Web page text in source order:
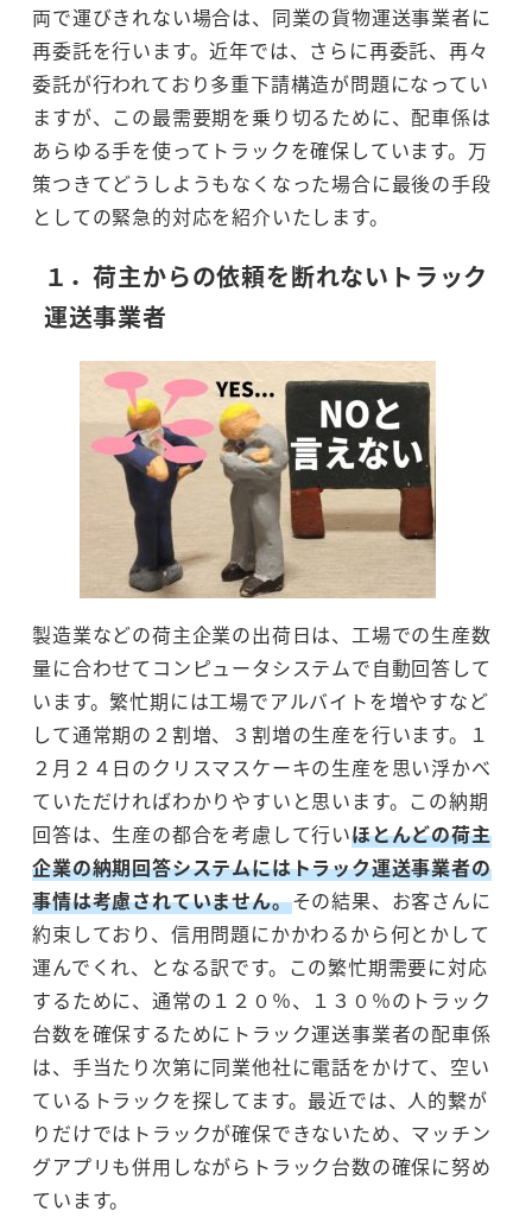
両で運びきれない場合は、同業の貨物運送事業者に
再委託を行います。近年では、さらに再委託、再々
委託が行われており多重下請構造が問題になってい
ますが、この最需要期を乗り切るために、配車係は
あらゆる手を使ってトラックを確保しています。万
策つきてどうしようもなくなった場合に最後の手段
としての緊急的対応を紹介いたします。
１．荷主からの依頼を断れないトラック
運送事業者
製造業などの荷主企業の出荷日は、工場での生産数
量に合わせてコンピュータシステムで自動回答して
います。繁忙期には工場でアルバイトを増やすなど
して通常期の２割増、３割増の生産を行います。１
２月２４日のクリスマスケーキの生産を思い浮かべ
ていただければわかりやすいと思います。この納期
回答は、生産の都合を考慮して行いほとんどの荷主
企業の納期回答システムにはトラック運送事業者の
事情は考慮されていません。その結果、お客さんに
約束しており、信用問題にかかわるから何とかして
運んでくれ、となる訳です。この繁忙期需要に対応
するために、通常の１２０％、１３０％のトラック
台数を確保するためにトラック運送事業者の配車係
は、手当たり次第に同業他社に電話をかけて、空い
ているトラックを探してます。最近では、人的繋が
りだけではトラックが確保できないため、マッチン
グアプリも併用しながらトラック台数の確保に努め
ています。